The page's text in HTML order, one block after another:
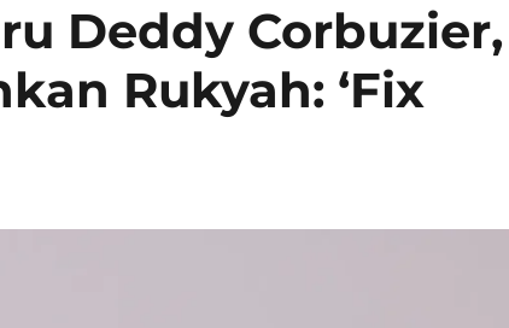
Deddy Corbuzier,
Rukyah: ‘Fix